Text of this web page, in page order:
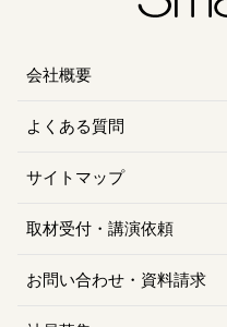
会社概要
よくある質問
サイトマップ
取材受付・講演依頼
お問い合わせ・資料請求